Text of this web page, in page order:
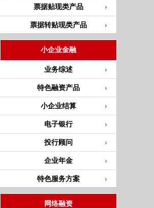
票据贴现类产品
票据转贴现类产品
小企业金融
业务综述
特色融资产品
小企业结算
电子银行
投行顾问
企业年金
特色服务方案
网络融资